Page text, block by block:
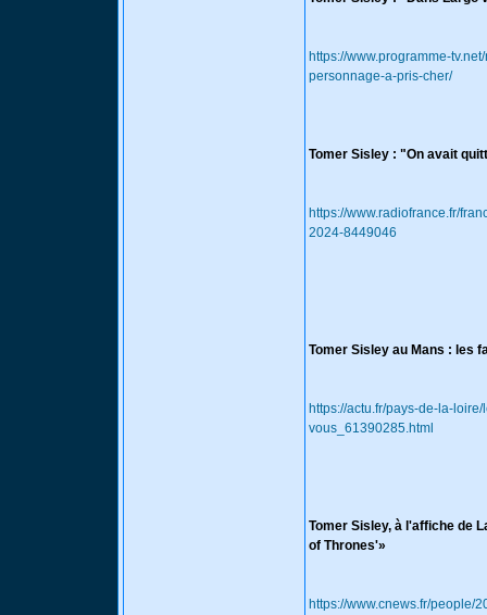
https://www.programme-
personnage-a-pris-cher/
Tomer Sisley : "On avait
https://www.radiofrance.fr/
2024-8449046
Tomer Sisley au Mans : les
https://actu.fr/pays-de-la-
vous_61390285.html
Tomer Sisley, à l'affiche de
of Thrones'»
https://www.cnews.fr/people/